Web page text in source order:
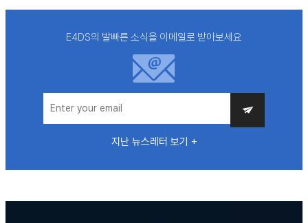
E4DS의 발빠른 소식을 이메일로 받아보세요
지난 뉴스레터 보기 +